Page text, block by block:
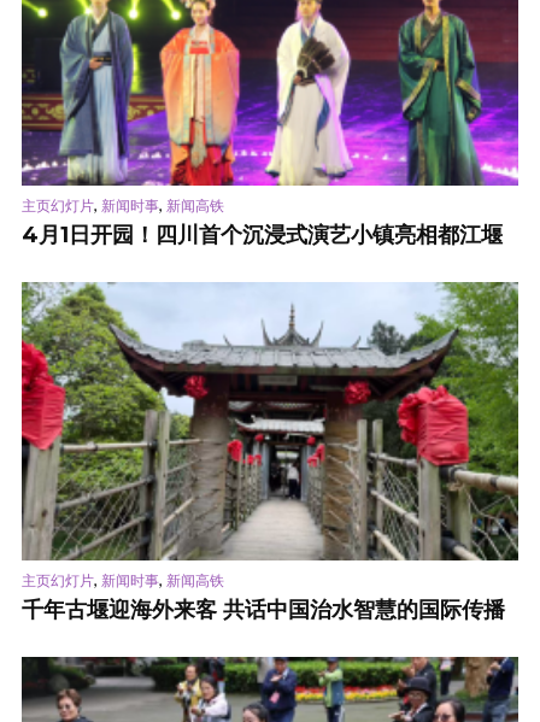
主页幻灯片, 新闻时事, 新闻高铁
4月1日开园！四川首个沉浸式演艺小镇亮相都江堰
主页幻灯片, 新闻时事, 新闻高铁
千年古堰迎海外来客 共话中国治水智慧的国际传播